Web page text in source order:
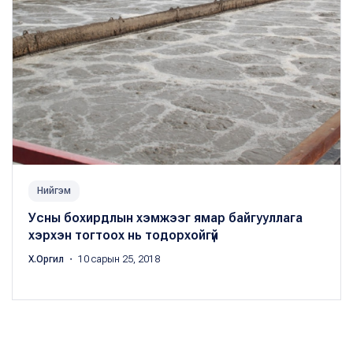
Нийгэм
Усны бохирдлын хэмжээг ямар байгууллага
хэрхэн тогтоох нь тодорхойгүй
Х.Оргил ・ 10 сарын 25, 2018